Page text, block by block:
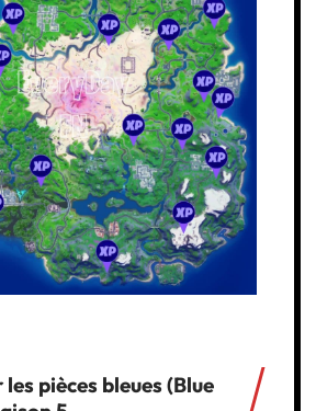
pièces bleues (Blue